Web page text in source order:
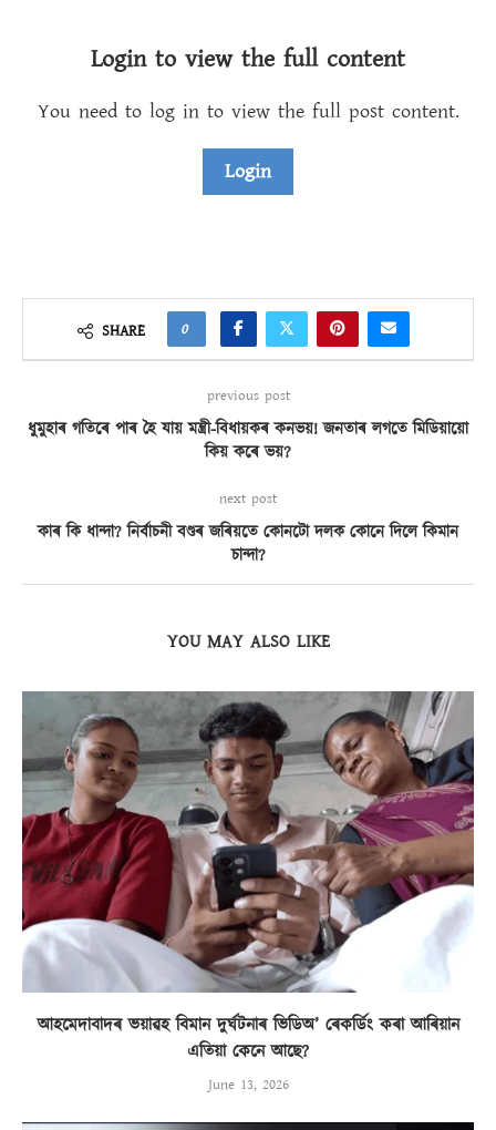
Login to view the full content
You need to log in to view the full post content.
Login
SHARE 0
previous post
ধুমুহাৰ গতিৰে পাৰ হৈ যায় মন্ত্ৰী-বিধায়কৰ কনভয়! জনতাৰ লগতে মিডিয়ায়ো
কিয় কৰে ভয়?
next post
কাৰ কি ধান্দা? নিৰ্বাচনী বণ্ডৰ জৰিয়তে কোনটো দলক কোনে দিলে কিমান
চান্দা?
YOU MAY ALSO LIKE
আহমেদাবাদৰ ভয়াৱহ বিমান দুৰ্ঘটনাৰ ভিডিঅ’ ৰেকৰ্ডিং কৰা আৰিয়ান
এতিয়া কেনে আছে?
June 13, 2026